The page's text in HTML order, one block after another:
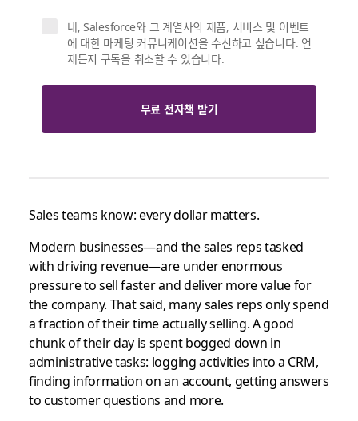
네, Salesforce와 그 계열사의 제품, 서비스 및 이벤트
에 대한 마케팅 커뮤니케이션을 수신하고 싶습니다. 언
제든지 구독을 취소할 수 있습니다.
무료 전자책 받기
Sales teams know: every dollar matters.
Modern businesses—and the sales reps tasked
with driving revenue—are under enormous
pressure to sell faster and deliver more value for
the company. That said, many sales reps only spend
a fraction of their time actually selling. A good
chunk of their day is spent bogged down in
administrative tasks: logging activities into a CRM,
finding information on an account, getting answers
to customer questions and more.